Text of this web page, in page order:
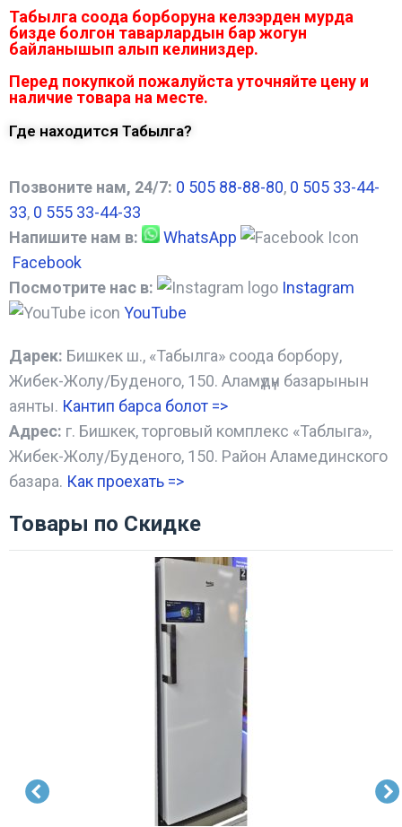
Табылга соода борборуна келээрден мурда
бизде болгон таварлардын бар жогун
байланышып алып келиниздер.
Перед покупкой пожалуйста уточняйте цену и
наличие товара на месте.
Где находится Табылга?
Позвоните нам, 24/7: 0 505 88-88-80, 0 505 33-44-
33, 0 555 33-44-33
Напишите нам в:
WhatsApp
Facebook
Посмотрите нас в:
Instagram
YouTube
Дарек: Бишкек ш., «Табылга» соода борбору,
Жибек-Жолу/Буденого, 150. Аламүдүн базарынын
аянты. Кантип барса болот =>
Адрес: г. Бишкек, торговый комплекс «Таблыга»,
Жибек-Жолу/Буденого, 150. Район Аламединского
базара. Как проехать =>
Товары по Скидке